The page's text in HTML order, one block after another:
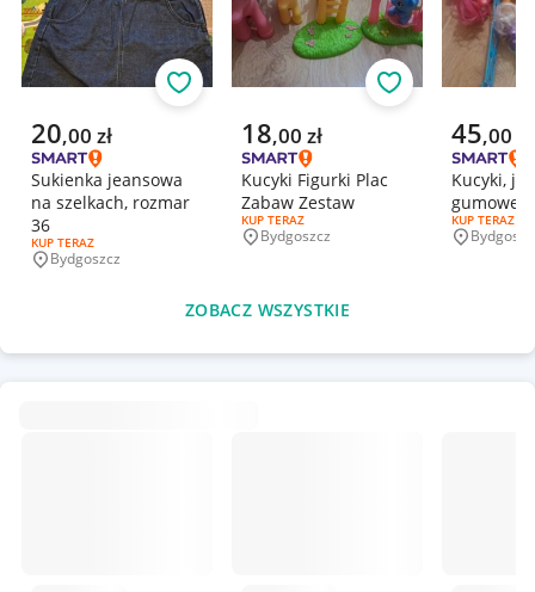
Aktualna cena
20,00 zł
Sukienka jeansowa
na szelkach, rozmar
36
RODZAJ OFERTY:
KUP TERAZ
Miejscowość
Bydgoszcz
Obserwuj
Aktualna cena
18,00 zł
Kucyki Figurki Plac
Zabaw Zestaw
RODZAJ OFERTY:
KUP TERAZ
Miejscowość
Bydgoszcz
Obserwuj
Aktualna
45,00
Kucyki,
gumowe
RODZAJ
KUP TERAZ
ZOBACZ WSZYSTKIE